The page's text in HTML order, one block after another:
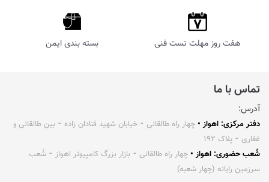
هفت روز مهلت تست فنی بسته بندی ایمن
تماس با ما
آدرس:
دفتر مرکزی: اهواز • چهار راه طالقانی ⁃ خیابان شهید قنادان زاده ⁃ بین طالقانی و
غفاری ⁃ پلاک ۱۹۲
شُعب حضوری: اهواز • چهار راه طالقانی ⁃ بازار بزرگ کامپیوتر اهواز ⁃ شُعب
سرزمین رایانه (چهار شعبه)